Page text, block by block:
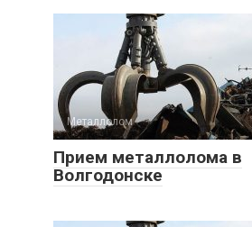
Металлолом
Прием металлолома в
Волгодонске